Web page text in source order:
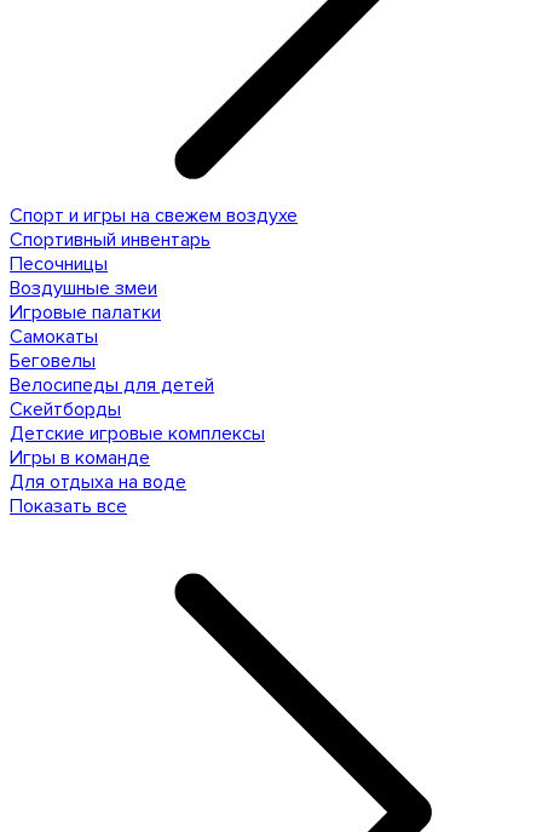
Спорт и игры на свежем воздухе
Спортивный инвентарь
Песочницы
Воздушные змеи
Игровые палатки
Самокаты
Беговелы
Велосипеды для детей
Скейтборды
Детские игровые комплексы
Игры в команде
Для отдыха на воде
Показать все